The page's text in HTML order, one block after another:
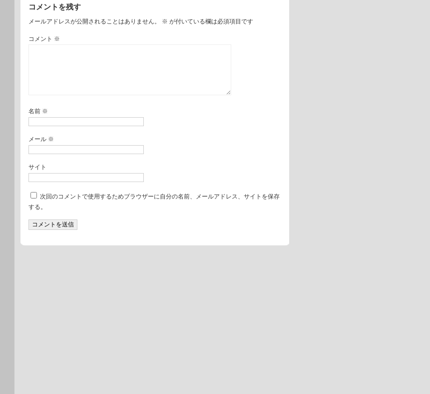
コメントを残す
メールアドレスが公開されることはありません。 ※ が付いている欄は必須項目です
コメント ※
名前 ※
メール ※
サイト
次回のコメントで使用するためブラウザーに自分の名前、メールアドレス、サイトを保存
する。